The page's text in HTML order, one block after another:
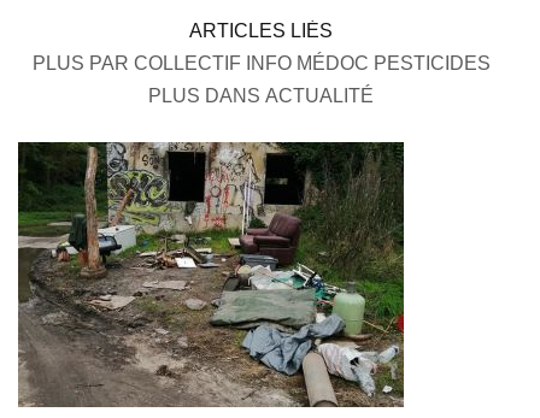
ARTICLES LIÉS
PLUS PAR COLLECTIF INFO MÉDOC PESTICIDES
PLUS DANS ACTUALITÉ